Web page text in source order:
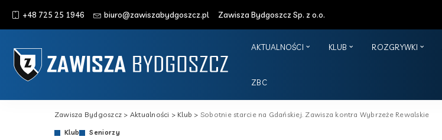
+48 725 25 1946 biuro@zawiszabydgoszcz.pl Zawisza Bydgoszcz Sp. z o.o.
AKTUALNOŚCI KLUB ROZGRYWKI
ZBC
Zawisza Bydgoszcz > Aktualności > Klub > Sobotnie starcie na Gdańskiej. Zawisza kontra Wybrzeże Rewalskie
Klub Seniorzy